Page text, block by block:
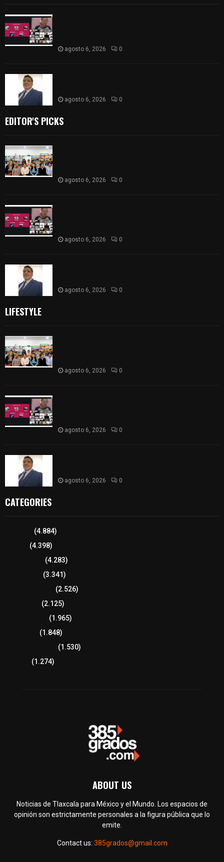
agosto 6, 2026 0
agosto 6, 2026 0
EDITOR'S PICKS
agosto 6, 2026 0
agosto 6, 2026 0
agosto 6, 2026 0
LIFESTYLE
agosto 6, 2026 0
agosto 6, 2026 0
agosto 6, 2026 0
CATEGORIES
(4.884)
(4.398)
(4.283)
(3.341)
(2.526)
(2.125)
(1.965)
(1.848)
(1.530)
(1.274)
ABOUT US
Noticias de Tlaxcala para México y el Mundo. Los espacios de
opinión son estrictamente personales a la figura pública que lo
emite.
Contact us: 385grados@gmail.com